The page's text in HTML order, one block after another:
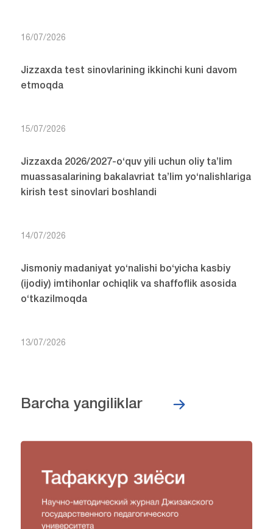
16/07/2026
Jizzaxda test sinovlarining ikkinchi kuni davom
etmoqda
15/07/2026
Jizzaxda 2026/2027-o‘quv yili uchun oliy ta’lim
muassasalarining bakalavriat ta’lim yo‘nalishlariga
kirish test sinovlari boshlandi
14/07/2026
Jismoniy madaniyat yo‘nalishi bo‘yicha kasbiy
(ijodiy) imtihonlar ochiqlik va shaffoflik asosida
o‘tkazilmoqda
13/07/2026
Barcha yangiliklar